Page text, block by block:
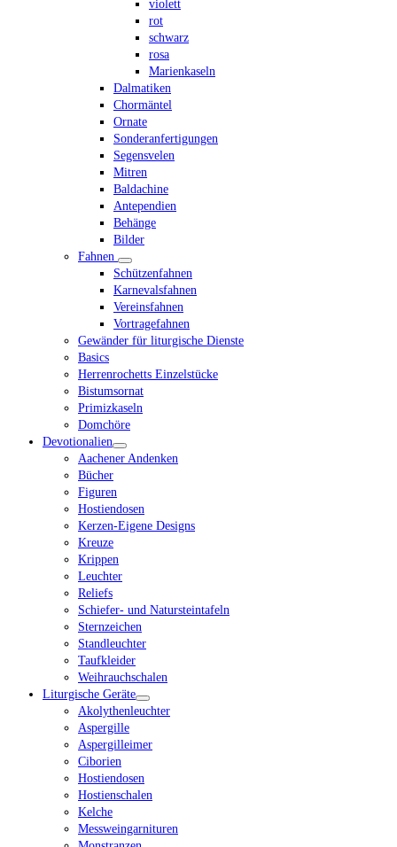
violett
rot
schwarz
rosa
Marienkaseln
Dalmatiken
Chormäntel
Ornate
Sonderanfertigungen
Segensvelen
Mitren
Baldachine
Antependien
Behänge
Bilder
Fahnen
Schützenfahnen
Karnevalsfahnen
Vereinsfahnen
Vortragefahnen
Gewänder für liturgische Dienste
Basics
Herrenrochetts Einzelstücke
Bistumsornat
Primizkaseln
Domchöre
Devotionalien
Aachener Andenken
Bücher
Figuren
Hostiendosen
Kerzen-Eigene Designs
Kreuze
Krippen
Leuchter
Reliefs
Schiefer- und Natursteintafeln
Sternzeichen
Standleuchter
Taufkleider
Weihrauchschalen
Liturgische Geräte
Akolythenleuchter
Aspergille
Aspergilleimer
Ciborien
Hostiendosen
Hostienschalen
Kelche
Messweingarnituren